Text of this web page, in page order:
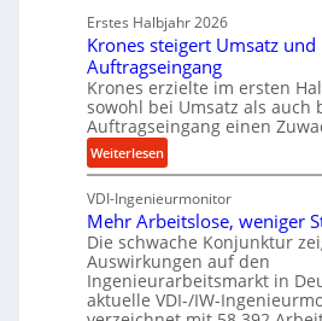
p
r
o
z
e
s
s
e
t
r
i
e
b
u
n
d
H
y
d
r
r
ä
z
i
s
e
u
n
d
l
a
n
g
Erstes Halbjahr 2026
Krones steigert Umsatz und
Auftragseingang
Krones erzielte im ersten
sowohl bei Umsatz als auch
Auftragseingang einen
Weiterlesen:
K
r
o
n
e
s
s
VDI-Ingenieurmonitor
Mehr Arbeitslose, weniger
Die schwache Konjunktur
Auswirkungen auf den
Ingenieurarbeitsmarkt in
aktuelle VDI-/IW-